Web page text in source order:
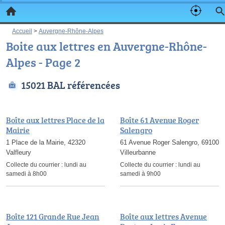
Accueil > Auvergne-Rhône-Alpes
Boite aux lettres en Auvergne-Rhône-
Alpes - Page 2
15021 BAL référencées
Boîte aux lettres Place de la
Mairie
1 Place de la Mairie, 42320
Valfleury
Collecte du courrier : lundi au
samedi à 8h00
Boîte 61 Avenue Roger
Salengro
61 Avenue Roger Salengro, 69100
Villeurbanne
Collecte du courrier : lundi au
samedi à 9h00
Boîte 121 Grande Rue Jean
Boîte aux lettres Avenue